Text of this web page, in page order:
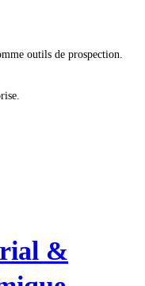
outils de prospection.
&